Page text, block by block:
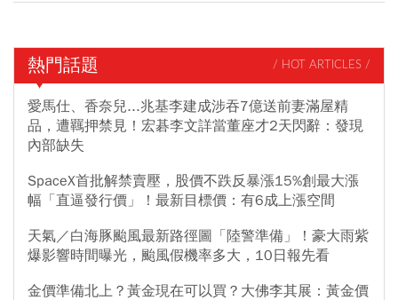
熱門話題 / HOT ARTICLES /
愛馬仕、香奈兒...兆基李建成涉吞7億送前妻滿屋精
品，遭羈押禁見！宏碁李文詳當董座才2天閃辭：發現
內部缺失
SpaceX首批解禁賣壓，股價不跌反暴漲15%創最大漲
幅「直逼發行價」！最新目標價：有6成上漲空間
天氣／白海豚颱風最新路徑圖「陸警準備」！豪大雨紫
爆影響時間曝光，颱風假機率多大，10日報先看
金價準備北上？黃金現在可以買？大佛李其展：黃金價